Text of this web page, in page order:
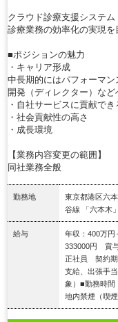
クラウド診療支援システ
診療業務の効率化の実現を
■ポジションの魅力
・キャリア形成
中長期的にはパフォーマ
開発（ディレクター）など
・自社サービスに貢献で
・社会貢献性の高さ
・成長環境
【業務内容変更の範囲】
同社業務全般
勤務地
東京都港区六
谷線 「六本木
給与
年収：400万
333000円 賞
正社員 契約期
支給、出張手
象）■勤務時
地内禁煙（喫煙